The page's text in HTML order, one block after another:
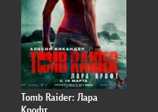
Tomb Raider: Лара